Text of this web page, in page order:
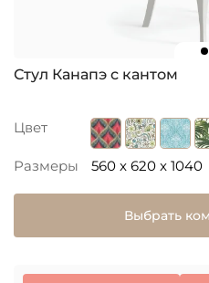
Стул Канапэ с кантом
Цвет
Размеры 560 x 620 x 1040
Выбрать